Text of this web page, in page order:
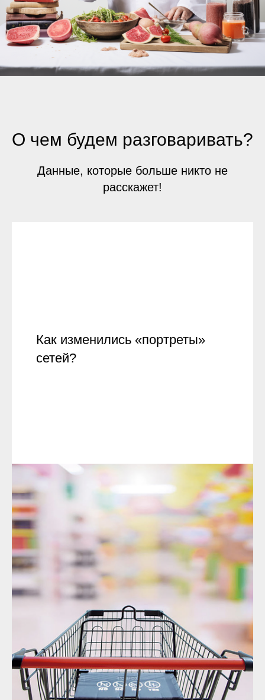
О чем будем разговаривать?
Данные, которые больше никто не
расскажет!
Как изменились «портреты»
сетей?